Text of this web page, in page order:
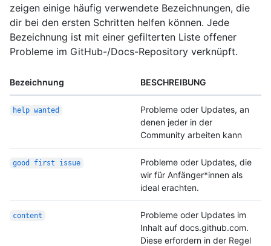
zeigen einige häufig verwendete Bezeichnungen, die
dir bei den ersten Schritten helfen können. Jede
Bezeichnung ist mit einer gefilterten Liste offener
Probleme im GitHub-/Docs-Repository verknüpft.
Bezeichnung BESCHREIBUNG
help wanted
Probleme oder Updates, an
denen jeder in der
Community arbeiten kann
good first issue
Probleme oder Updates, die
wir für Anfänger*innen als
ideal erachten.
content
Probleme oder Updates im
Inhalt auf docs.github.com.
Diese erfordern in der Regel